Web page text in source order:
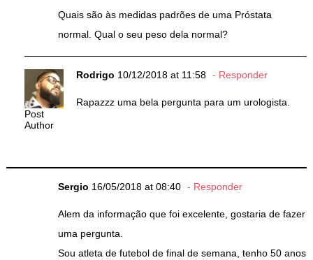
Quais são às medidas padrões de uma Próstata
normal. Qual o seu peso dela normal?
Post
Author
Rodrigo 10/12/2018 at 11:58 Responder
Rapazzz uma bela pergunta para um urologista.
Sergio 16/05/2018 at 08:40 Responder
Alem da informação que foi excelente, gostaria de fazer
uma pergunta.
Sou atleta de futebol de final de semana, tenho 50 anos